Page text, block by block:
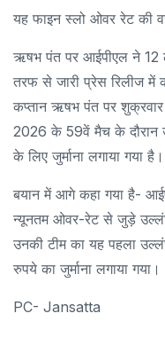
यह फाइन स्लो ओवर रेट की
ऋषभ पंत पर आईपीएल ने 12
तरफ से जारी प्रेस रिलीज
कप्तान ऋषभ पंत पर
2026 के 59वें मैच के दौरान
के लिए जुर्माना लगाया गया है।
बयान में आगे कहा गया है-
न्यूनतम ओवर-रेट से जुड़े
उनकी टीम का यह पहला
रुपये का जुर्माना लगाया गया।
PC- Jansatta